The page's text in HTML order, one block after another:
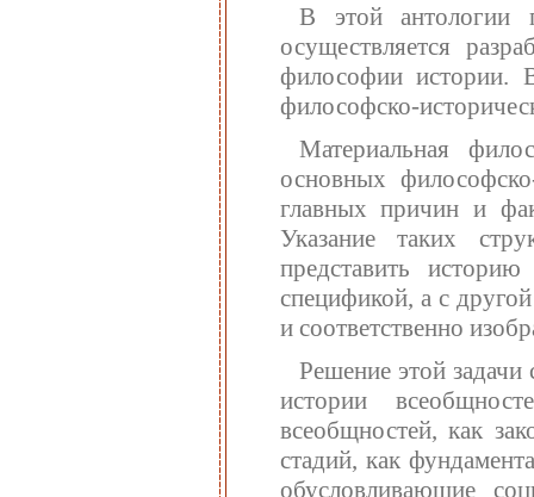
В этой антологии
осуществляется
философии истории.
философско-
Материальная
основных
главных причин и
Указание таких
представить
спецификой, а с
и соответственно
Решение этой задачи
истории
всеобщностей, как
стадий, как
обусловливающие